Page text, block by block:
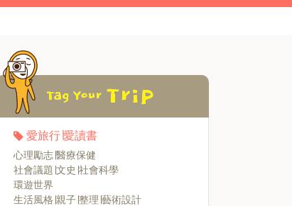
愛旅行∣愛讀書
心理勵志∣醫療保健
社會議題∣文史∣社會科學
環遊世界
生活風格∣親子∣整理∣藝術設計